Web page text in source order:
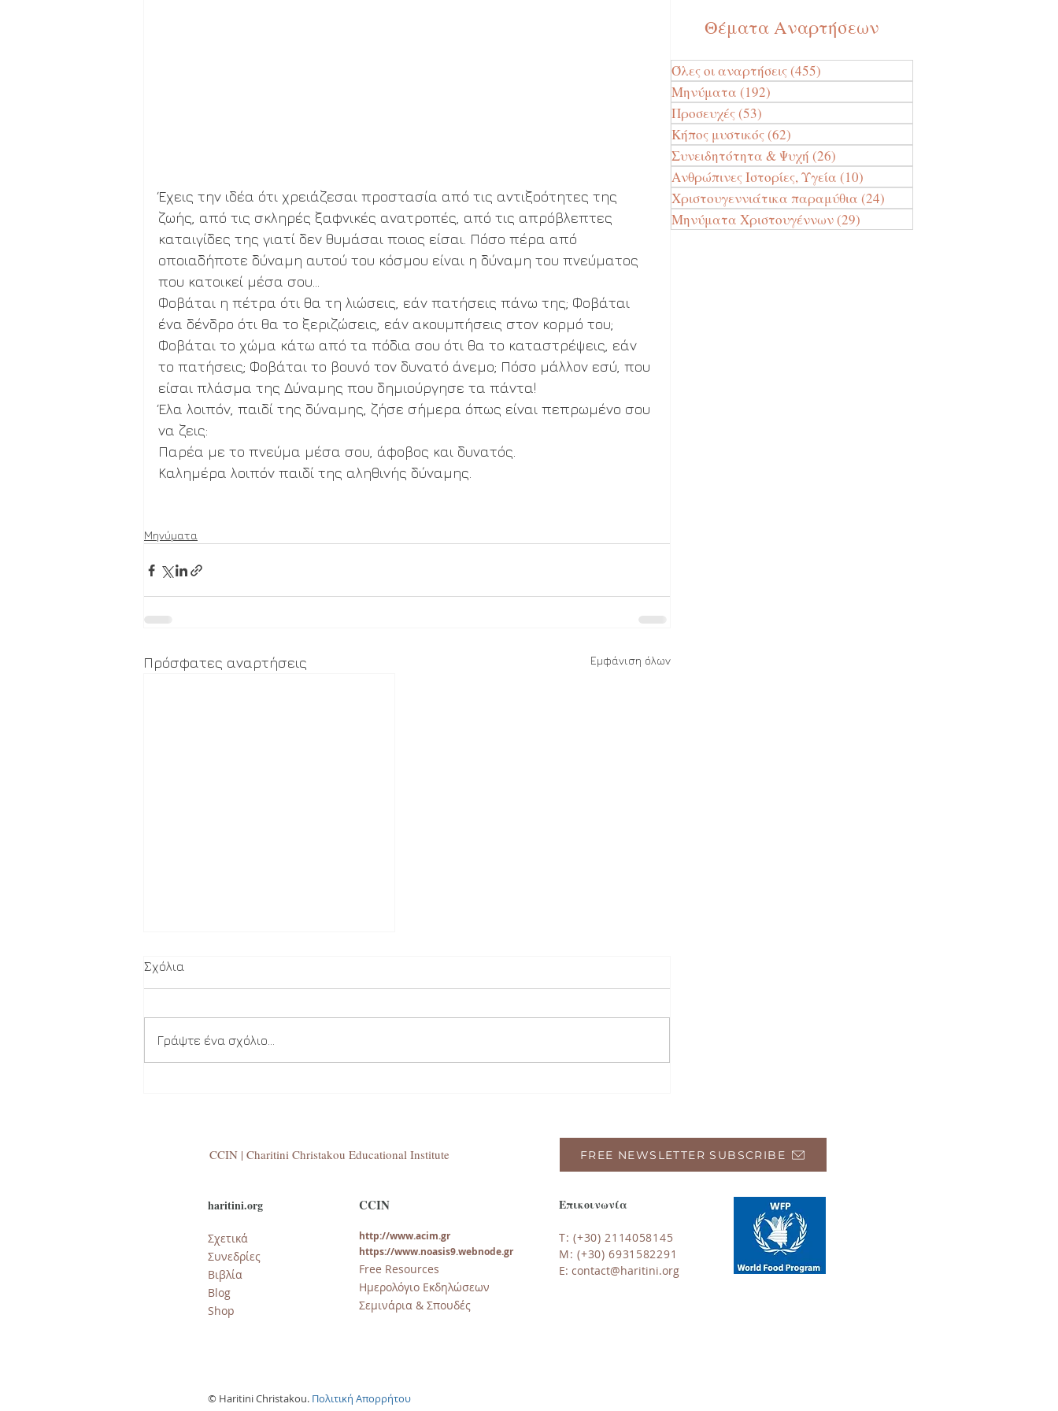
Έχεις την ιδέα ότι χρειάζεσαι προστασία από τις αντιξοότητες της
ζωής, από τις σκληρές ξαφνικές ανατροπές, από τις απρόβλεπτες
καταιγίδες της γιατί δεν θυμάσαι ποιος είσαι. Πόσο πέρα από
οποιαδήποτε δύναμη αυτού του κόσμου είναι η δύναμη του πνεύματος
που κατοικεί μέσα σου...
Φοβάται η πέτρα ότι θα τη λιώσεις, εάν πατήσεις πάνω της; Φοβάται
ένα δένδρο ότι θα το ξεριζώσεις, εάν ακουμπήσεις στον κορμό του;
Φοβάται το χώμα κάτω από τα πόδια σου ότι θα το καταστρέψεις, εάν
το πατήσεις; Φοβάται το βουνό τον δυνατό άνεμο; Πόσο μάλλον εσύ, που
είσαι πλάσμα της Δύναμης που δημιούργησε τα πάντα!
Έλα λοιπόν, παιδί της δύναμης, ζήσε σήμερα όπως είναι πεπρωμένο σου
να ζεις:
Παρέα με το πνεύμα μέσα σου, άφοβος και δυνατός.
Καλημέρα λοιπόν παιδί της αληθινής δύναμης.
Μηνύματα
Πρόσφατες αναρτήσεις Εμφάνιση όλων
Σχόλια
Γράψτε ένα σχόλιο...
Θέματα Αναρτήσεων
Όλες οι αναρτήσεις(455)
Μηνύματα (192)
Προσευχές(53)
Κήπος μυστικός(62)
Συνειδητότητα & Ψυχή (26)
Ανθρώπινες Ιστορίες, Υγεία (10)
Χριστουγεννιάτικα παραμύθια (24)
Μηνύματα Χριστουγέννων(29)
CCIN | Charitini Christakou Educational Institute FREE NEWSLETTER SUBSCRIBE
haritini.org CCIN
Σχετικά
Συνεδρίες
Βιβλία
​Blog
Shop
http://www.acim.gr
https://www.noasis9.webnode.gr
Free Resources
Ημερολόγιο Εκδηλώσεων
Σεμινάρια & Σπουδές
Επικοινωνία
T: (+30) 2114058145
M: (+30) 6931582291
E: contact@haritini.org
© Haritini Christakou. Πολιτική Απορρήτου